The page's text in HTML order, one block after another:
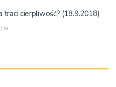
traci cierpliwość? (18.9.2018)